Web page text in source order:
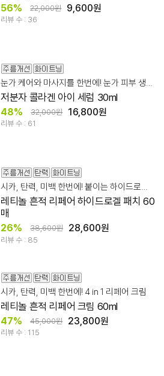
56% 22,000원 9,600원
리뷰 수 : 36
눈가 케어와 마사지를 한번에! 눈가 피부 생기/탄력 케어
저분자 콜라겐 아이 세럼 30ml
48% 32,000원 16,800원
리뷰 수 : 61
시카, 탄력, 미백 한번에! 붙이는 하이드로겔 패치
레티놀 흔적 리페어 하이드로겔 패치 60
매
26% 38,600원 28,600원
리뷰 수 : 85
시카, 탄력, 미백 한번에! 4 in 1 리페어 크림
레티놀 흔적 리페어 크림 60ml
47% 45,000원 23,800원
리뷰 수 : 115